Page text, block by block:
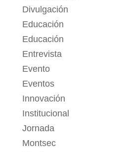
Divulgación
Educación
Educación
Entrevista
Evento
Eventos
Innovación
Institucional
Jornada
Montsec